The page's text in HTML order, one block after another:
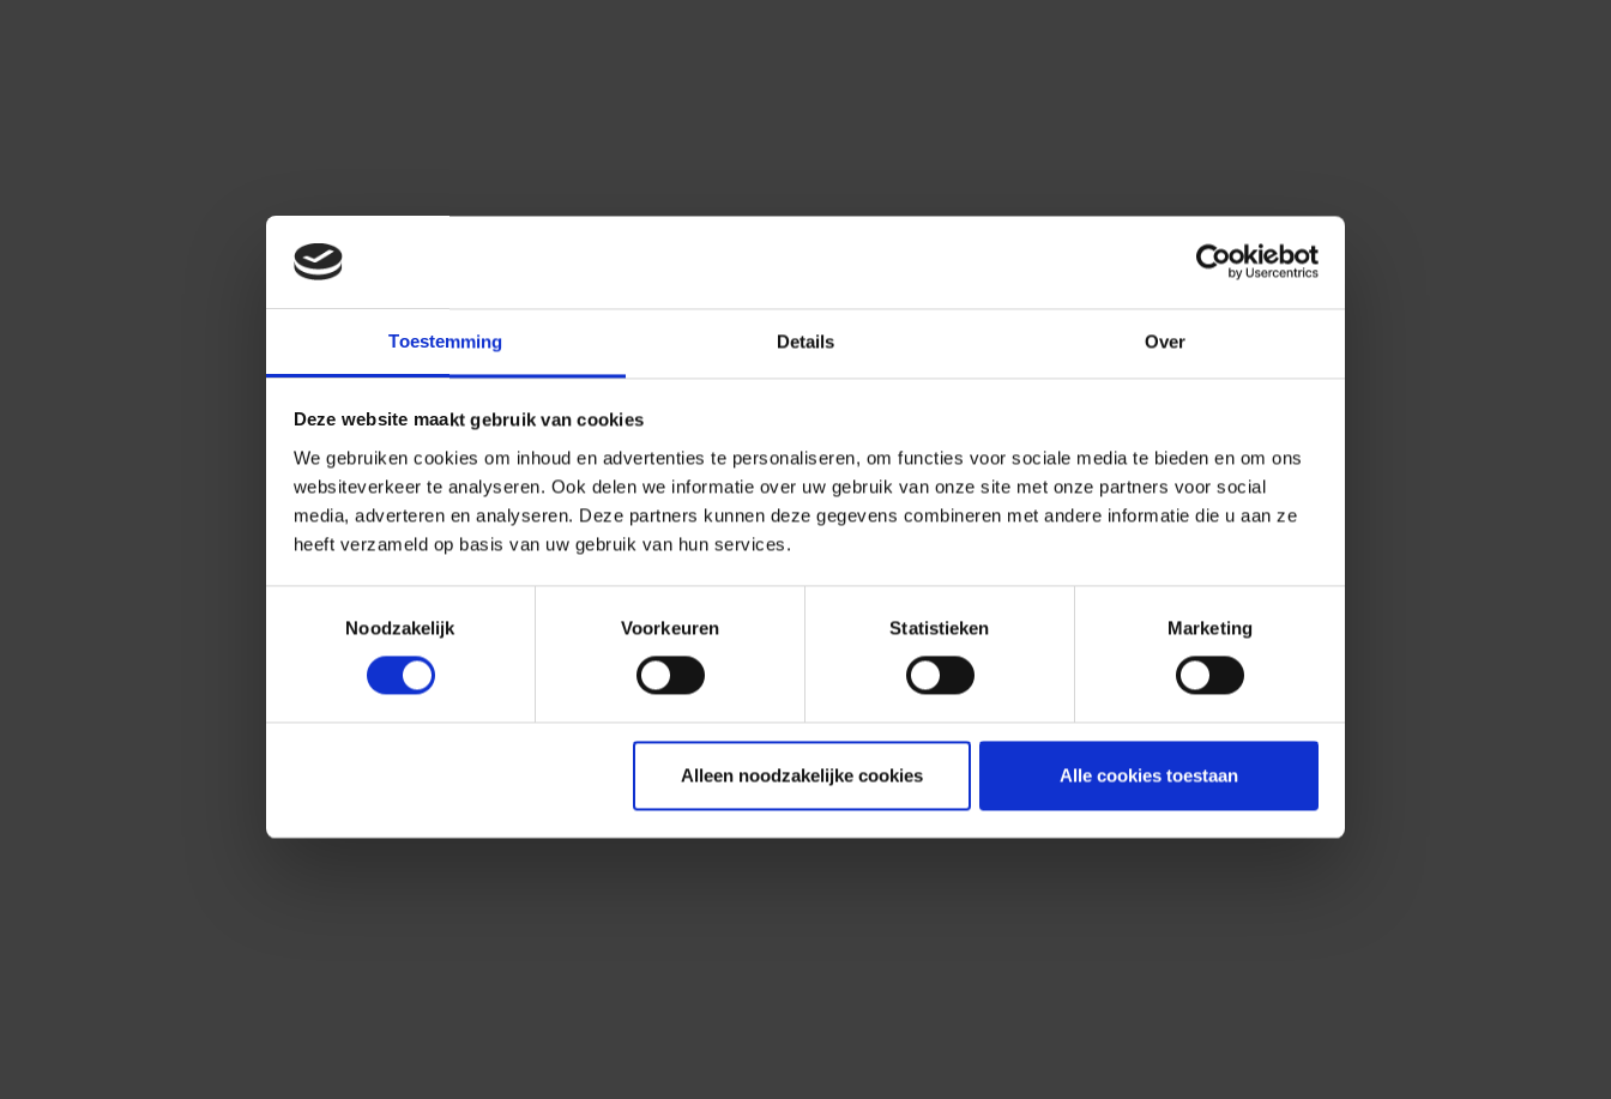
Toestemming Details Over
Deze website maakt gebruik van cookies
We gebruiken cookies om inhoud en advertenties te personaliseren, om functies voor sociale media te bieden en om ons
websiteverkeer te analyseren. Ook delen we informatie over uw gebruik van onze site met onze partners voor social
media, adverteren en analyseren. Deze partners kunnen deze gegevens combineren met andere informatie die u aan ze
heeft verzameld op basis van uw gebruik van hun services.
Noodzakelijk
Voorkeuren Statistieken Marketing
Alleen noodzakelijke cookies Alle cookies toestaan